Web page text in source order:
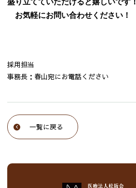
盛り立てていただけると嬉しいです！
お気軽にお問い合わせください！
採用担当
事務長：春山宛にお電話ください
一覧に戻る